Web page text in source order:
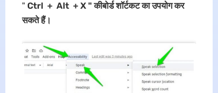
" Ctrl + Alt + X " कीबोर्ड शॉर्टकट का उपयोग कर
सकते हैं।